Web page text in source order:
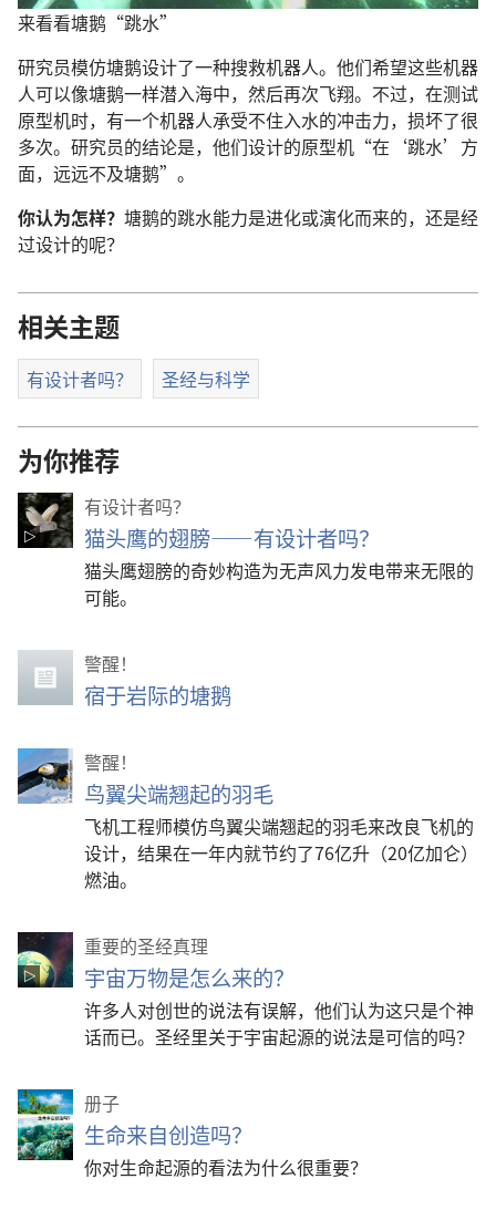
放
影
片
来看看塘鹅“跳水”
研究员模仿塘鹅设计了一种搜救机器人。他们希望这些机器
人可以像塘鹅一样潜入海中，然后再次飞翔。不过，在测试
原型机时，有一个机器人承受不住入水的冲击力，损坏了很
多次。研究员的结论是，他们设计的原型机“在‘跳水’方
面，远远不及塘鹅”。
你认为怎样？ 塘鹅的跳水能力是进化或演化而来的，还是经
过设计的呢？
相关主题
有设计者吗？ 圣经与科学
为你推荐
有设计者吗？
猫头鹰的翅膀——有设计者吗？
猫头鹰翅膀的奇妙构造为无声风力发电带来无限的
可能。
警醒！
宿于岩际的塘鹅
警醒！
鸟翼尖端翘起的羽毛
飞机工程师模仿鸟翼尖端翘起的羽毛来改良飞机的
设计，结果在一年内就节约了76亿升（20亿加仑）
燃油。
重要的圣经真理
宇宙万物是怎么来的？
许多人对创世的说法有误解，他们认为这只是个神
话而已。圣经里关于宇宙起源的说法是可信的吗？
册子
生命来自创造吗？
你对生命起源的看法为什么很重要？